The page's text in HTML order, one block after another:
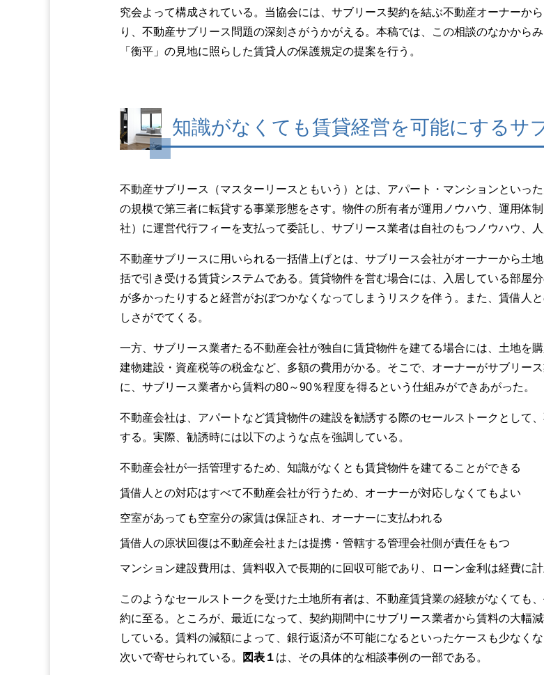
究会よって構成されている。当協会には、サブリース契約を結ぶ不動産オーナーか
り、不動産サブリース問題の深刻さがうかがえる。本稿では、この相談のなかから
「衡平」の見地に照らした賃貸人の保護規定の提案を行う。
知識がなくても賃貸経営を可能にするサ
不動産サブリース（マスターリースともいう）とは、アパート・マンションといっ
の規模で第三者に転貸する事業形態をさす。物件の所有者が運用ノウハウ、運用体
社）に運営代行フィーを支払って委託し、サブリース業者は自社のもつノウハウ、
不動産サブリースに用いられる一括借上げとは、サブリース会社がオーナーから土
括で引き受ける賃貸システムである。賃貸物件を営む場合には、入居している部屋
が多かったりすると経営がおぼつかなくなってしまうリスクを伴う。また、賃借人
しさがでてくる。
一方、サブリース業者たる不動産会社が独自に賃貸物件を建てる場合には、土地を
建物建設・資産税等の税金など、多額の費用がかる。そこで、オーナーがサブリー
に、サブリース業者から賃料の80～90％程度を得るという仕組みができあがった。
不動産会社は、アパートなど賃貸物件の建設を勧誘する際のセールストークとして
する。実際、勧誘時には以下のような点を強調している。
不動産会社が一括管理するため、知識がなくとも賃貸物件を建てることができる
賃借人との対応はすべて不動産会社が行うため、オーナーが対応しなくてもよい
空室があっても空室分の家賃は保証され、オーナーに支払われる
賃借人の原状回復は不動産会社または提携・管轄する管理会社側が責任をもつ
マンション建設費用は、賃料収入で長期的に回収可能であり、ローン金利は経費に
このようなセールストークを受けた土地所有者は、不動産賃貸業の経験がなくても
約に至る。ところが、最近になって、契約期間中にサブリース業者から賃料の大幅
している。賃料の減額によって、銀行返済が不可能になるといったケースも少なく
次いで寄せられている。
図表１ は、その具体的な相談事例の一部である。